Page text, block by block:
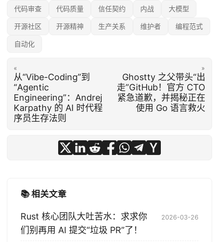
代码审查 代码质量 信任契约 内战 大模型
开源社区 开源精神 生产关系 维护者 编程范式
自动化
«
从“Vibe-Coding”到
“Agentic
Engineering”：Andrej
Karpathy 的 AI 时代程
序员生存法则
»
Ghostty 之父带头“出
走”GitHub！官方 CTO
紧急道歉，并揭秘正在
使用 Go 语言救火
📚 相关文章
Rust 核心团队大吐苦水：求求你
们别再用 AI 提交“垃圾 PR”了！
2026-03-26